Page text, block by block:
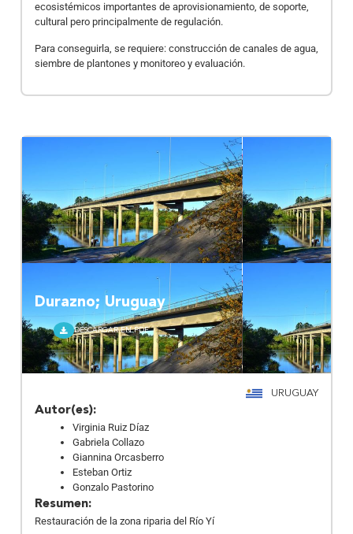
ecosistémicos importantes de aprovisionamiento, de soporte,
cultural pero principalmente de regulación.
Para conseguirla, se requiere: construcción de canales de agua,
siembre de plantones y monitoreo y evaluación.
Durazno; Uruguay
DESCARGAR EN PDF
URUGUAY
Autor(es):
Virginia Ruiz Díaz
Gabriela Collazo
Giannina Orcasberro
Esteban Ortiz
Gonzalo Pastorino
Resumen:
Restauración de la zona riparia del Río Yí